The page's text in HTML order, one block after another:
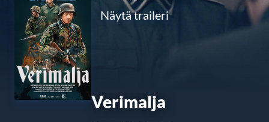
Näytä traileri
Verimalja